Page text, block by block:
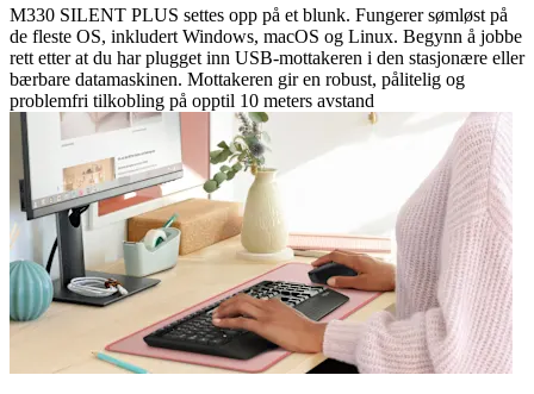
M330 SILENT PLUS settes opp på et blunk. Fungerer sømløst på
de fleste OS, inkludert Windows, macOS og Linux. Begynn å jobbe
rett etter at du har plugget inn USB-mottakeren i den stasjonære eller
bærbare datamaskinen. Mottakeren gir en robust, pålitelig og
problemfri tilkobling på opptil 10 meters avstand